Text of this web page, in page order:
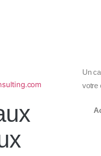
Un
votre